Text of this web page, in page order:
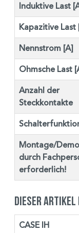
Induktive Last
Kapazitive Last
Nennstrom [A]
Ohmsche Last
Anzahl der
Steckkontakte
Montage/
durch
erforderlich!
Dieser Artikel
CASE IH